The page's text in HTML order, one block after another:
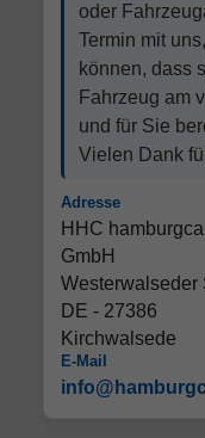
oder
Termin mit
können, dass
Fahrzeug am
und für Sie
Vielen Dank
Adresse
HHC
GmbH
Westerwalseder
DE - 27386
Kirchwalsede
E-Mail